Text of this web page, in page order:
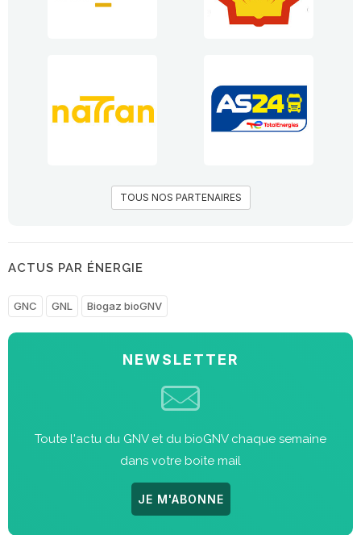
TOUS NOS PARTENAIRES
ACTUS PAR ÉNERGIE
GNC GNL Biogaz bioGNV
NEWSLETTER
Toute l'actu du GNV et du bioGNV chaque semaine
dans votre boite mail
JE M'ABONNE